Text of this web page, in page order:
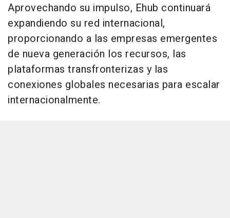
Aprovechando su impulso, Ehub continuará
expandiendo su red internacional,
proporcionando a las empresas emergentes
de nueva generación los recursos, las
plataformas transfronterizas y las
conexiones globales necesarias para escalar
internacionalmente.